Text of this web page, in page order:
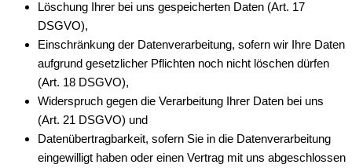
Löschung Ihrer bei uns gespeicherten Daten (Art. 17
DSGVO),
Einschränkung der Datenverarbeitung, sofern wir Ihre Daten
aufgrund gesetzlicher Pflichten noch nicht löschen dürfen
(Art. 18 DSGVO),
Widerspruch gegen die Verarbeitung Ihrer Daten bei uns
(Art. 21 DSGVO) und
Datenübertragbarkeit, sofern Sie in die Datenverarbeitung
eingewilligt haben oder einen Vertrag mit uns abgeschlossen